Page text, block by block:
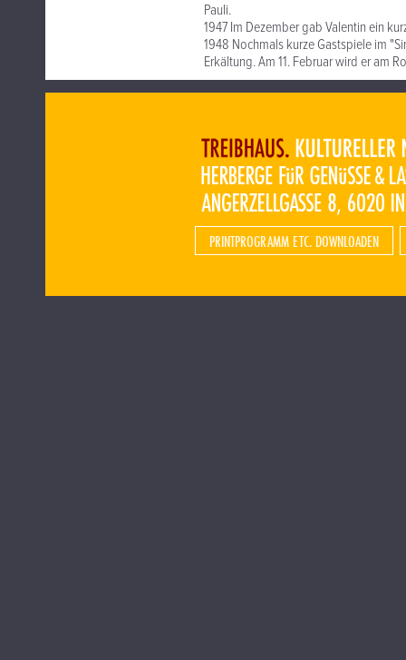
Pauli.
1947 Im Dezember gab Valentin ein
1948 Nochmals kurze Gastspiele im
Erkältung. Am 11. Februar wird er am
PRINTPROGRAMM ETC. DOWNLOADEN